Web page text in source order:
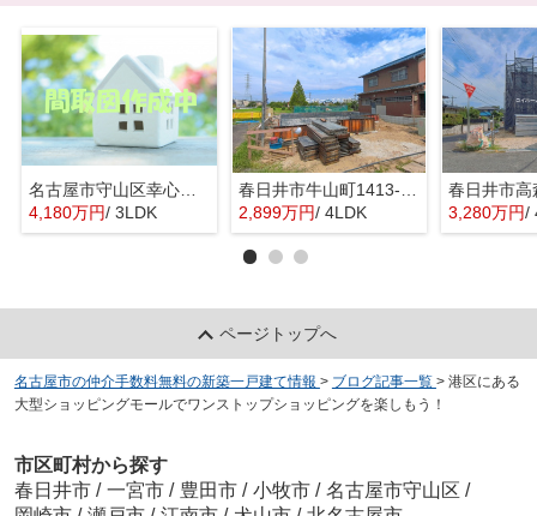
名古屋市守山区幸心２丁目435『仲介料無料』新築戸建て
4,180万円/ 3LDK
春日井市牛山町1413-8『仲介料無料』新築戸建て
2,899万円/ 4LDK 3,280万円/
ページトップへ
名古屋市の仲介手数料無料の新築一戸建て情報 > ブログ記事一覧 > 港区にある
大型ショッピングモールでワンストップショッピングを楽しもう！
市区町村から探す
春日井市 / 一宮市 / 豊田市 / 小牧市 / 名古屋市守山区 /